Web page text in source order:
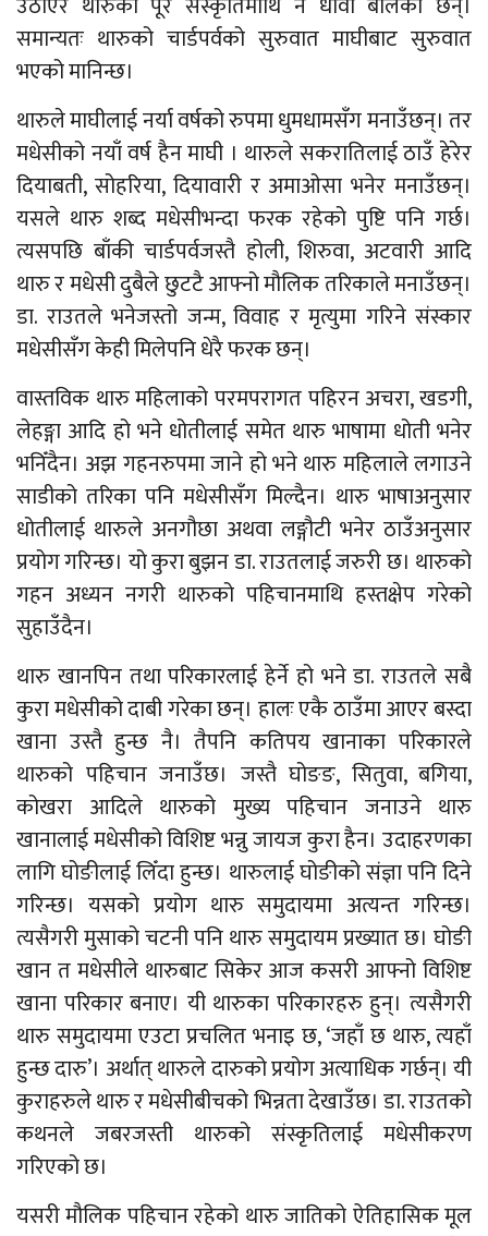
समान्यतः थारुको चार्डपर्वको सुरुवात माघीबाट सुरुवात
भएको मानिन्छ।
थारुले माघीलाई नर्या वर्षको रुपमा धुमधामसँग मनाउँछन्। तर
मधेसीको नयाँ वर्ष हैन माघी । थारुले सकरातिलाई ठाउँ हेरेर
दियाबती, सोहरिया, दियावारी र अमाओसा भनेर मनाउँछन्।
यसले थारु शब्द मधेसीभन्दा फरक रहेको पुष्टि पनि गर्छ।
त्यसपछि बाँकी चार्डपर्वजस्तै होली, शिरुवा, अटवारी आदि
थारु र मधेसी दुबैले छुटटै आफ्नो मौलिक तरिकाले मनाउँछन्।
डा. राउतले भनेजस्तो जन्म, विवाह र मृत्युमा गरिने संस्कार
मधेसीसँग केही मिलेपनि धेरै फरक छन्।
वास्तविक थारु महिलाको परमपरागत पहिरन अचरा, खडगी,
लेहङ्गा आदि हो भने धोतीलाई समेत थारु भाषामा धोती भनेर
भनिँदैन। अझ गहनरुपमा जाने हो भने थारु महिलाले लगाउने
साडीको तरिका पनि मधेसीसँग मिल्दैन। थारु भाषाअनुसार
धोतीलाई थारुले अनगौछा अथवा लङ्गौटी भनेर ठाउँअनुसार
प्रयोग गरिन्छ। यो कुरा बुझन डा. राउतलाई जरुरी छ। थारुको
गहन अध्यन नगरी थारुको पहिचानमाथि हस्तक्षेप गरेको
सुहाउँदैन।
थारु खानपिन तथा परिकारलाई हेर्ने हो भने डा. राउतले सबै
कुरा मधेसीको दाबी गरेका छन्। हालः एकै ठाउँमा आएर बस्दा
खाना उस्तै हुन्छ नै। तैपनि कतिपय खानाका परिकारले
थारुको पहिचान जनाउँछ। जस्तै घोङङ, सितुवा, बगिया,
कोखरा आदिले थारुको मुख्य पहिचान जनाउने थारु
खानालाई मधेसीको विशिष्ट भन्नु जायज कुरा हैन। उदाहरणका
लागि घोङीलाई लिँदा हुन्छ। थारुलाई घोङीको संज्ञा पनि दिने
गरिन्छ। यसको प्रयोग थारु समुदायमा अत्यन्त गरिन्छ।
त्यसैगरी मुसाको चटनी पनि थारु समुदायम प्रख्यात छ। घोङी
खान त मधेसीले थारुबाट सिकेर आज कसरी आफ्नो विशिष्ट
खाना परिकार बनाए। यी थारुका परिकारहरु हुन्। त्यसैगरी
थारु समुदायमा एउटा प्रचलित भनाइ छ, ‘जहाँ छ थारु, त्यहाँ
हुन्छ दारु’। अर्थात् थारुले दारुको प्रयोग अत्याधिक गर्छन्। यी
कुराहरुले थारु र मधेसीबीचको भिन्नता देखाउँछ। डा. राउतको
कथनले जबरजस्ती थारुको संस्कृतिलाई मधेसीकरण
गरिएको छ।
यसरी मौलिक पहिचान रहेको थारु जातिको ऐतिहासिक मूल